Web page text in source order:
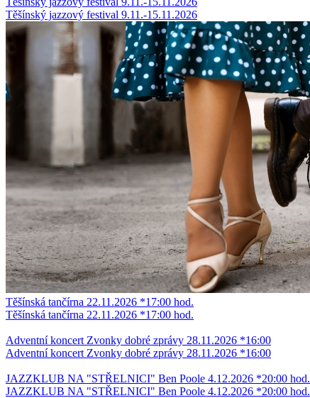
Těšínský jazzový festival 9.11.-15.11.2026
Těšínská tančírna 22.11.2026 *17:00 hod.
Těšínská tančírna 22.11.2026 *17:00 hod.
Adventní koncert Zvonky dobré zprávy 28.11.2026 *16:00
Adventní koncert Zvonky dobré zprávy 28.11.2026 *16:00
JAZZKLUB NA "STŘELNICI" Ben Poole 4.12.2026 *20:00 hod.
JAZZKLUB NA "STŘELNICI" Ben Poole 4.12.2026 *20:00 hod.